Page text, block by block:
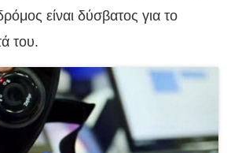
είναι δύσβατος για το
του.